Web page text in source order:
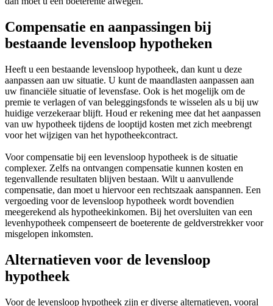
Compensatie en aanpassingen bij
bestaande levensloop hypotheken
Heeft u een bestaande levensloop hypotheek, dan kunt u deze
aanpassen aan uw situatie. U kunt de maandlasten aanpassen aan
uw financiële situatie of levensfase. Ook is het mogelijk om de
premie te verlagen of van beleggingsfonds te wisselen als u bij uw
huidige verzekeraar blijft. Houd er rekening mee dat het aanpassen
van uw hypotheek tijdens de looptijd kosten met zich meebrengt
voor het wijzigen van het hypotheekcontract.
Voor compensatie bij een levensloop hypotheek is de situatie
complexer. Zelfs na ontvangen compensatie kunnen kosten en
tegenvallende resultaten blijven bestaan. Wilt u aanvullende
compensatie, dan moet u hiervoor een rechtszaak aanspannen. Een
vergoeding voor de levensloop hypotheek wordt bovendien
meegerekend als hypotheekinkomen. Bij het oversluiten van een
levenhypotheek compenseert de boeterente de geldverstrekker voor
misgelopen inkomsten.
Alternatieven voor de levensloop
hypotheek
Voor de levensloop hypotheek zijn er diverse alternatieven, vooral